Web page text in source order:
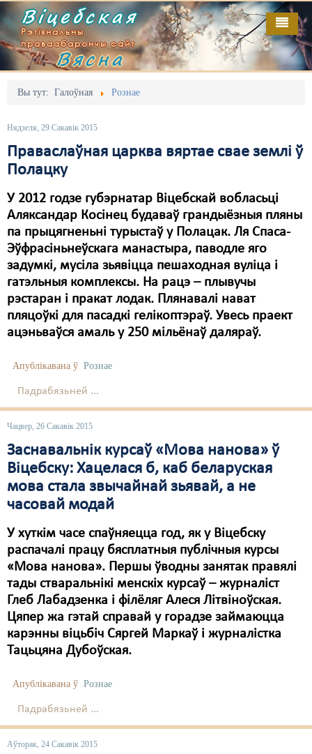
Віцебская
Рэгіянальны
праваабарончы сайт
Вясна
Вы тут: Галоўная Рознае
Нядзеля, 29 Сакавік 2015
Праваслаўная царква вяртае свае землі ў
Полацку
У 2012 годзе губэрнатар Віцебскай вобласьці
Аляксандар Косінец будаваў грандыёзныя пляны
па прыцягненьні турыстаў у Полацак. Ля Спаса-
Эўфрасіньнеўскага манастыра, паводле яго
задумкі, мусіла зьявіцца пешаходная вуліца і
гатэльныя комплексы. На рацэ – плывучы
рэстаран і пракат лодак. Плянавалі нават
пляцоўкі для пасадкі гелікоптэраў. Увесь праект
ацэньваўся амаль у 250 мільёнаў даляраў.
Апублікавана ў Рознае
Падрабязьней ...
Чацвер, 26 Сакавік 2015
Заснавальнік курсаў «Мова нанова» ў
Віцебску: Хацелася б, каб беларуская
мова стала звычайнай зьявай, а не
часовай модай
У хуткім часе спаўняецца год, як у Віцебску
распачалі працу бясплатныя публічныя курсы
«Мова нанова». Першы ўводны занятак правялі
тады стваральнікі менскіх курсаў – журналіст
Глеб Лабадзенка і філёляг Алеся Літвіноўская.
Цяпер жа гэтай справай у горадзе займаюцца
карэнны віцьбіч Сяргей Маркаў і журналістка
Тацьцяна Дубоўская.
Апублікавана ў Рознае
Падрабязьней ...
Аўторак, 24 Сакавік 2015
Галоўная
Адміністрацыйны перасьлед
Безбар'ернае асяродзьдзе
Выбары
Грамадзянскія ініцыятывы
Дзяржава
Дыскрымінацыя
Затрыманьні
Карная псыхіятрыя
КПЧ ААН
Культурныя правы
ЛПП
Мігранты
Мірныя сходы
Палітвязьні
Праваабаронцы
Правы дзіцяці
Пэнітэнцыярная сыстэма
Распальваньне варожасьці
Рознае
Свабода слова
Суд
Сьмяротнае пакараньне
Выданьні
Кантакт
Пра нас
RSS